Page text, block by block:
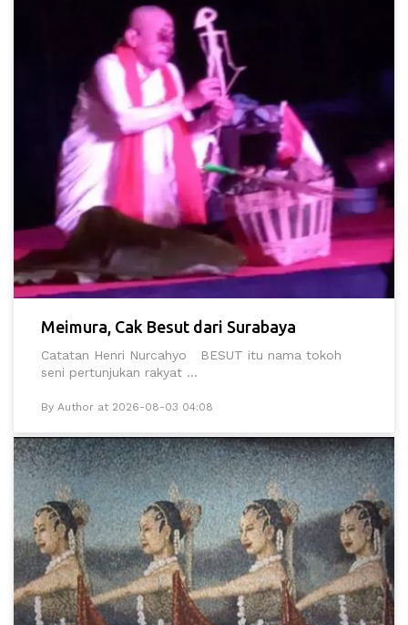
Meimura, Cak Besut dari Surabaya
Catatan Henri Nurcahyo BESUT itu nama tokoh
seni pertunjukan rakyat ...
By Author at 2026-08-03 04:08